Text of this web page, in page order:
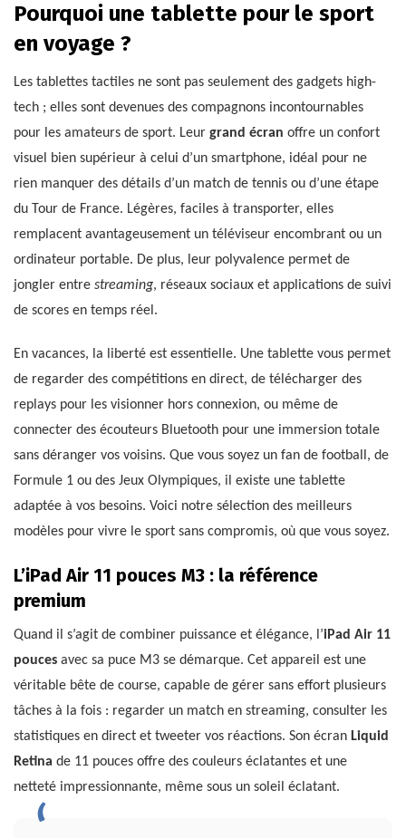
Pourquoi une tablette pour le sport
en voyage ?
Les tablettes tactiles ne sont pas seulement des gadgets high-
tech ; elles sont devenues des compagnons incontournables
pour les amateurs de sport. Leur grand écran offre un confort
visuel bien supérieur à celui d’un smartphone, idéal pour ne
rien manquer des détails d’un match de tennis ou d’une étape
du Tour de France. Légères, faciles à transporter, elles
remplacent avantageusement un téléviseur encombrant ou un
ordinateur portable. De plus, leur polyvalence permet de
jongler entre streaming, réseaux sociaux et applications de suivi
de scores en temps réel.
En vacances, la liberté est essentielle. Une tablette vous permet
de regarder des compétitions en direct, de télécharger des
replays pour les visionner hors connexion, ou même de
connecter des écouteurs Bluetooth pour une immersion totale
sans déranger vos voisins. Que vous soyez un fan de football, de
Formule 1 ou des Jeux Olympiques, il existe une tablette
adaptée à vos besoins. Voici notre sélection des meilleurs
modèles pour vivre le sport sans compromis, où que vous soyez.
L’iPad Air 11 pouces M3 : la référence
premium
Quand il s’agit de combiner puissance et élégance, l’iPad Air 11
pouces avec sa puce M3 se démarque. Cet appareil est une
véritable bête de course, capable de gérer sans effort plusieurs
tâches à la fois : regarder un match en streaming, consulter les
statistiques en direct et tweeter vos réactions. Son écran Liquid
Retina de 11 pouces offre des couleurs éclatantes et une
netteté impressionnante, même sous un soleil éclatant.